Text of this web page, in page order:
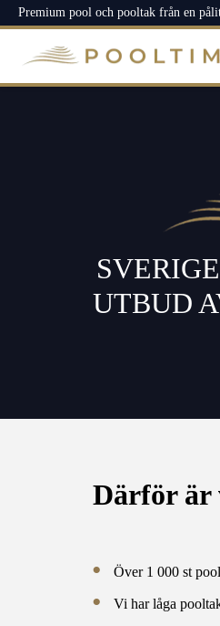
ti
ll
e
Premium pool och pooltak från en
UTBUD
Därför är
Över 1 000 st
Vi har låga